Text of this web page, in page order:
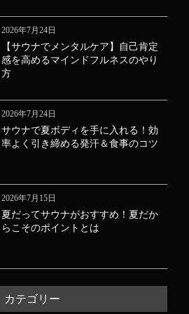
2026年7月24日
【サウナでメンタルケア】自己肯定
感を高めるマインドフルネスのやり
方
2026年7月24日
サウナで夏ボディを手に入れる！効
率よく引き締める発汗＆食事のコツ
2026年7月15日
夏だってサウナがおすすめ！夏だか
らこそのポイントとは
カテゴリー